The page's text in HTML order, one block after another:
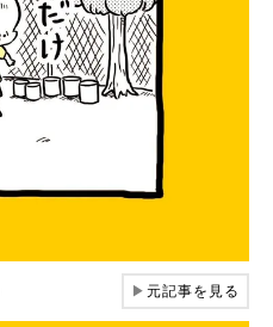
▶元記事を見る